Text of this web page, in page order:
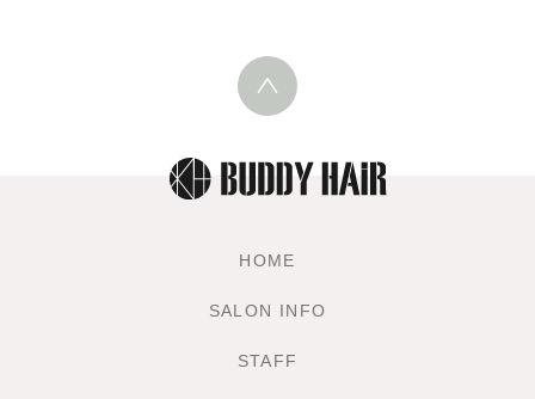
HOME
SALON INFO
STAFF